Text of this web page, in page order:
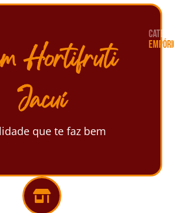
Hortifruti
Jacuí
que te faz bem